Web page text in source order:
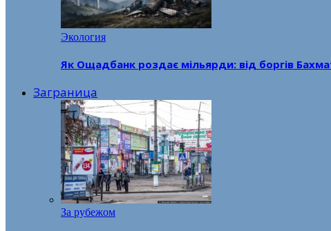
Экология
Як Ощадбанк роздає мільярди: від боргів
Заграница
За рубежом